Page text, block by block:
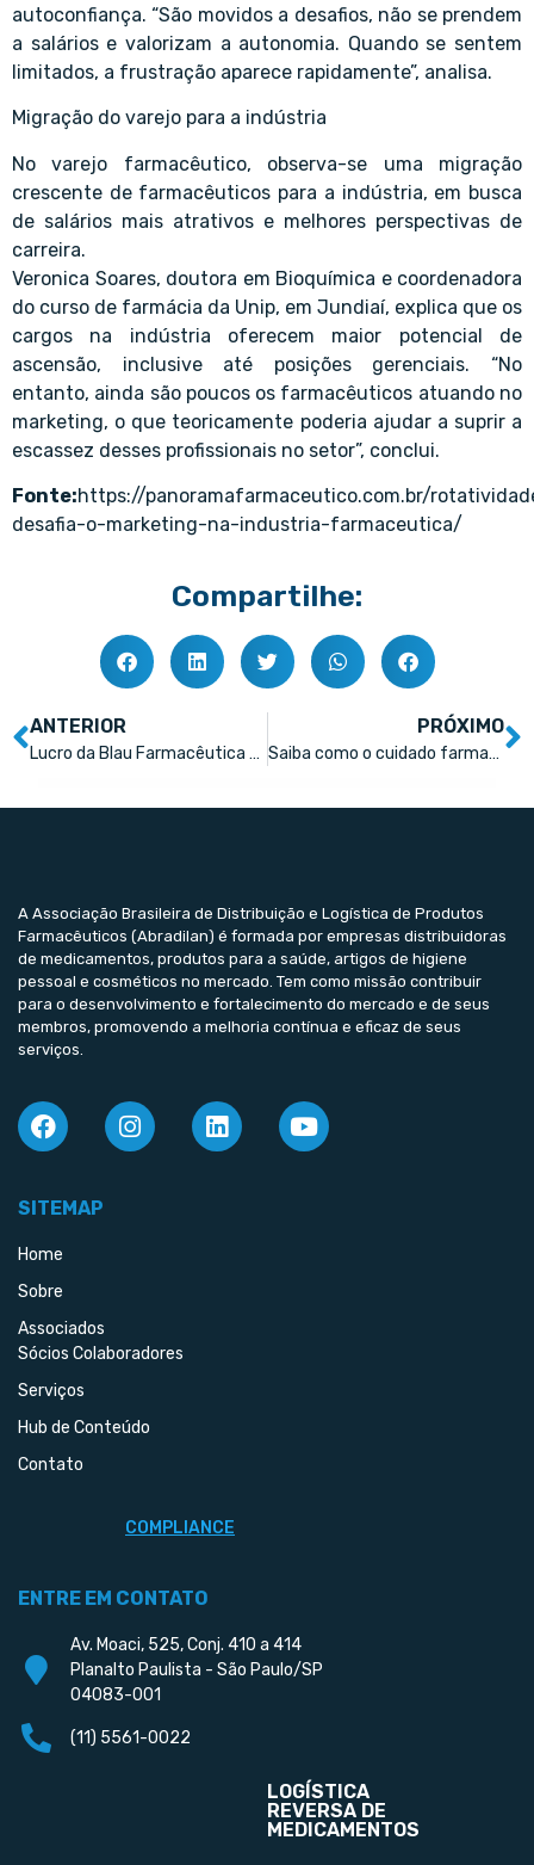
autoconfiança. “São movidos a desafios, não se prendem
a salários e valorizam a autonomia. Quando se sentem
limitados, a frustração aparece rapidamente”, analisa.
Migração do varejo para a indústria
No varejo farmacêutico, observa-se uma migração
crescente de farmacêuticos para a indústria, em busca
de salários mais atrativos e melhores perspectivas de
carreira.
Veronica Soares, doutora em Bioquímica e coordenadora
do curso de farmácia da Unip, em Jundiaí, explica que os
cargos na indústria oferecem maior potencial de
ascensão, inclusive até posições gerenciais. “No
entanto, ainda são poucos os farmacêuticos atuando no
marketing, o que teoricamente poderia ajudar a suprir a
escassez desses profissionais no setor”, conclui.
Fonte:https://panoramafarmaceutico.com.br/
desafia-o-marketing-na-industria-farmaceutica/
Compartilhe:
ANTERIOR
Lucro da Blau Farmacêutica cresce 32,7% no 2ºtri
PRÓXIMO
Saiba como o cuidado farmacêutico é aliado na amamentação
A Associação Brasileira de Distribuição e Logística de Produtos
Farmacêuticos (Abradilan) é formada por empresas distribuidoras
de medicamentos, produtos para a saúde, artigos de higiene
pessoal e cosméticos no mercado. Tem como missão contribuir
para o desenvolvimento e fortalecimento do mercado e de seus
membros, promovendo a melhoria contínua e eficaz de seus
serviços.
SITEMAP
Home
Sobre
Associados
Sócios Colaboradores
Serviços
Hub de Conteúdo
Contato
COMPLIANCE
ENTRE EM CONTATO
Av. Moaci, 525, Conj. 410 a 414
Planalto Paulista - São Paulo/SP
04083-001
(11) 5561-0022
LOGÍSTICA
REVERSA DE
MEDICAMENTOS